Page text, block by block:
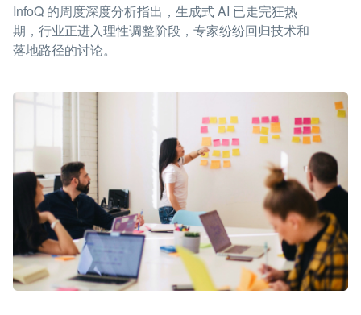
InfoQ 的周度深度分析指出，生成式 AI 已走完狂热
期，行业正进入理性调整阶段，专家纷纷回归技术和
落地路径的讨论。